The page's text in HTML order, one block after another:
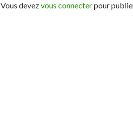
Vous devezvous connecterpour